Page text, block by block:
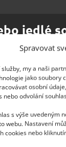
Spravovat
my a naši
jako soubory
osobní
nebo odvolání
s výše uvedeným
webu. Nastavení
cookies nebo
jedlé
strukturu.Ocet
hodit jako
naneste na
i jedlou